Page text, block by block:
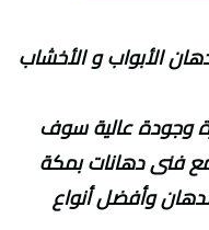
الأبواب و الأخشاب
وجودة عالية سوف
فنى دهانات بمكة
وأفضل أنواع